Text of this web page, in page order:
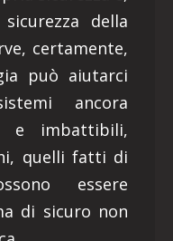
della
certamente,
può aiutarci
ancora
e imbattibili,
quelli fatti di
essere
di sicuro non